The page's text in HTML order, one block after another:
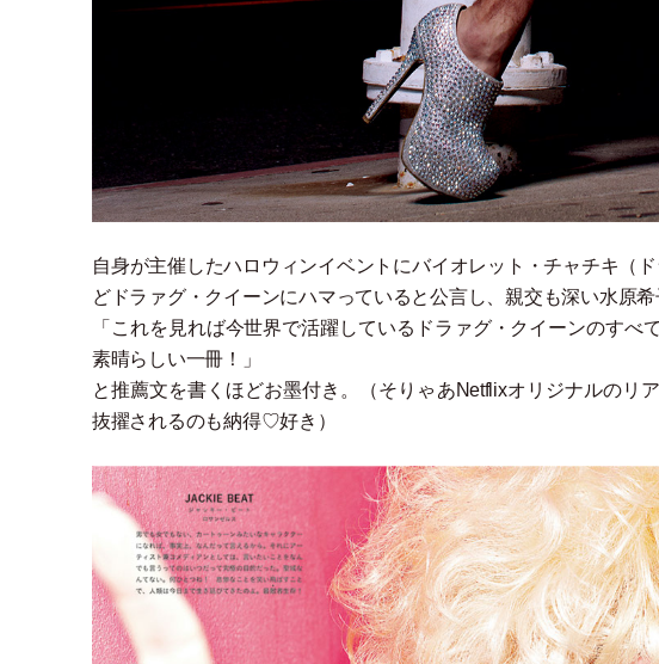
自身が主催したハロウィンイベントにバイオレット ・チャチキ （
どドラァグ・ クイーンにハマっていると公言し、親交も深い水原希
「 これを見れば今世界で活躍しているドラァグ・ クイーンのすべ
素晴らしい一冊！
」
と推薦文を書くほどお墨付き。
（そりゃあNetflixオリジナルのリ
抜擢されるのも納得♡好き ）